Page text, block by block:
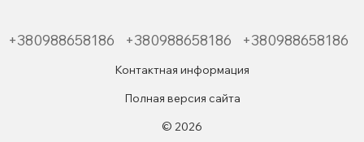
+380988658186 +380988658186 +380988658186
Контактная информация
Полная версия сайта
© 2026